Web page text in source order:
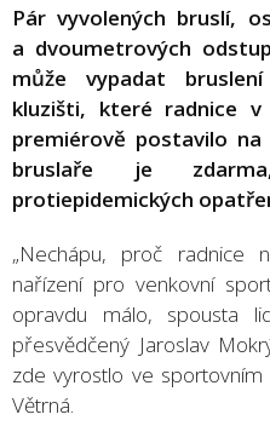
Pár vyvolených bruslí,
a dvoumetrových
může vypadat
kluzišti, které radnice
premiérově postavilo
bruslaře je
protiepidemických
„Nechápu, proč radnice
nařízení pro venkovní
opravdu málo, spousta
přesvědčený Jaroslav
zde vyrostlo ve
Větrná.